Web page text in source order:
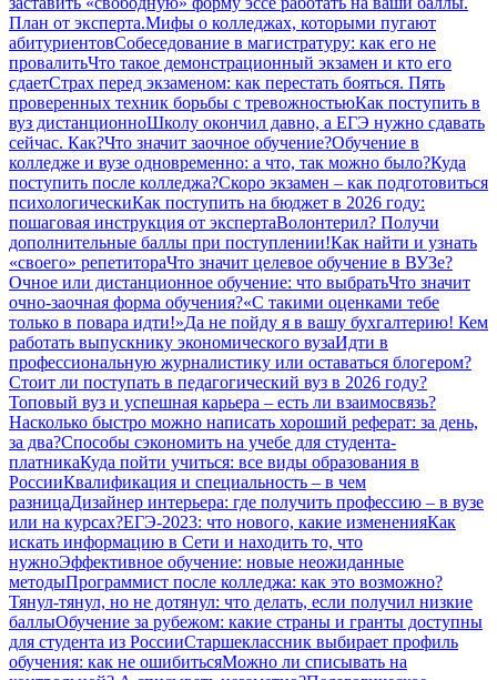
План от эксперта.Мифы о колледжах, которыми пугают
абитуриентовСобеседование в магистратуру: как его не
провалитьЧто такое демонстрационный экзамен и кто его
сдаетСтрах перед экзаменом: как перестать бояться. Пять
проверенных техник борьбы с тревожностьюКак поступить в
вуз дистанционноШколу окончил давно, а ЕГЭ нужно сдавать
сейчас. Как?Что значит заочное обучение?Обучение в
колледже и вузе одновременно: а что, так можно было?Куда
поступить после колледжа?Скоро экзамен – как подготовиться
психологическиКак поступить на бюджет в 2026 году:
пошаговая инструкция от экспертаВолонтерил? Получи
дополнительные баллы при поступлении!Как найти и узнать
«своего» репетитораЧто значит целевое обучение в ВУЗе?
Очное или дистанционное обучение: что выбратьЧто значит
очно-заочная форма обучения?«С такими оценками тебе
только в повара идти!»Да не пойду я в вашу бухгалтерию! Кем
работать выпускнику экономического вузаИдти в
профессиональную журналистику или оставаться блогером?
Стоит ли поступать в педагогический вуз в 2026 году?
Топовый вуз и успешная карьера – есть ли взаимосвязь?
Насколько быстро можно написать хороший реферат: за день,
за два?Способы сэкономить на учебе для студента-
платникаКуда пойти учиться: все виды образования в
РоссииКвалификация и специальность – в чем
разницаДизайнер интерьера: где получить профессию – в вузе
или на курсах?ЕГЭ-2023: что нового, какие измененияКак
искать информацию в Сети и находить то, что
нужноЭффективное обучение: новые неожиданные
методыПрограммист после колледжа: как это возможно?
Тянул-тянул, но не дотянул: что делать, если получил низкие
баллыОбучение за рубежом: какие страны и гранты доступны
для студента из РоссииСтаршеклассник выбирает профиль
обучения: как не ошибитьсяМожно ли списывать на